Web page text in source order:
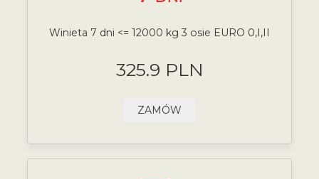
Winieta 7 dni <= 12000 kg 3 osie EURO 0,I,II
325.9 PLN
ZAMÓW